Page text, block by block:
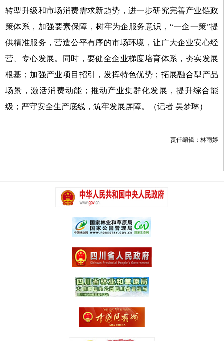
转型升级和市场消费需求新趋势，进一步研究完善产业链政
策体系，加强要素保障，树牢为企服务意识，“一企一策”提
供精准服务，营造公平有序的市场环境，让广大企业安心经
营、专心发展。同时，要健全企业梯度培育体系，夯实发展
根基；加强产业项目招引，发挥特色优势；拓展融合型产品
场景，激活消费动能；推动产业集群化发展，提升综合能
级；严守安全生产底线，筑牢发展屏障。
（记者 吴梦琳）
责任编辑：林雨婷